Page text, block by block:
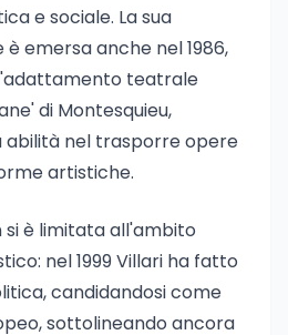
e sociale. La sua
emersa anche nel 1986,
teatrale
di Montesquieu,
abilità nel trasporre opere
artistiche.
si è limitata all'ambito
nel 1999 Villari ha fatto
candidandosi come
sottolineando ancora